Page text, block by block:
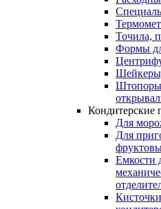
Точила,
Формы
Кондитерские
Для
Для
Емкости